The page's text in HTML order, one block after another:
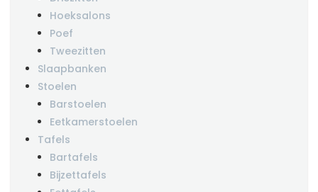
Hoeksalons
Poef
Tweezitten
Slaapbanken
Stoelen
Barstoelen
Eetkamerstoelen
Tafels
Bartafels
Bijzettafels